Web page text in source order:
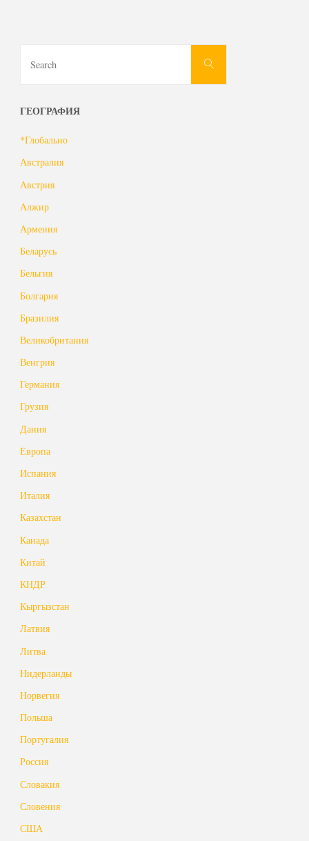
Search
ГЕОГРАФИЯ
*Глобально
Австралия
Австрия
Алжир
Армения
Беларусь
Бельгия
Болгария
Бразилия
Великобритания
Венгрия
Германия
Грузия
Дания
Европа
Испания
Италия
Казахстан
Канада
Китай
КНДР
Кыргызстан
Латвия
Литва
Нидерланды
Норвегия
Польша
Португалия
Россия
Словакия
Словения
США